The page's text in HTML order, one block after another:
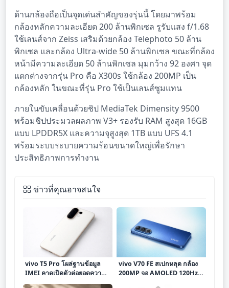
ด้านกล้องถือเป็นจุดเด่นสำคัญของรุ่นนี้ โดยมาพร้อม
กล้องหลักความละเอียด 200 ล้านพิกเซล รูรับแสง f/1.68
ใช้เลนส์จาก Zeiss เสริมด้วยกล้อง Telephoto 50 ล้าน
พิกเซล และกล้อง Ultra-wide 50 ล้านพิกเซล ขณะที่กล้อง
หน้ามีความละเอียด 50 ล้านพิกเซล มุมกว้าง 92 องศา จุด
แตกต่างจากรุ่น Pro คือ X300s ใช้กล้อง 200MP เป็น
กล้องหลัก ในขณะที่รุ่น Pro ใช้เป็นเลนส์ซูมแทน
ภายในขับเคลื่อนด้วยชิป MediaTek Dimensity 9500
พร้อมชิปประมวลผลภาพ V3+ รองรับ RAM สูงสุด 16GB
แบบ LPDDR5X และความจุสูงสุด 1TB แบบ UFS 4.1
พร้อมระบบระบายความร้อนขนาดใหญ่เพื่อรักษา
ประสิทธิภาพการทำงาน
ข่าวที่คุณอาจสนใจ
vivo T5 Pro โผล่ฐานข้อมูล
IMEI คาดเปิดตัวต่อยอดความ
แรงจาก T4 Pro
vivo V70 FE สเปกหลุด กล้อง
200MP จอ AMOLED 120Hz